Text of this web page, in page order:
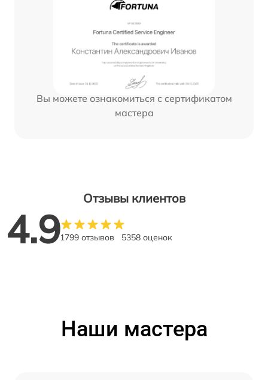
Вы можете ознакомиться с сертификатом
мастера
Отзывы клиентов
4.91799 отзывов 5358 оценок
Наши мастера